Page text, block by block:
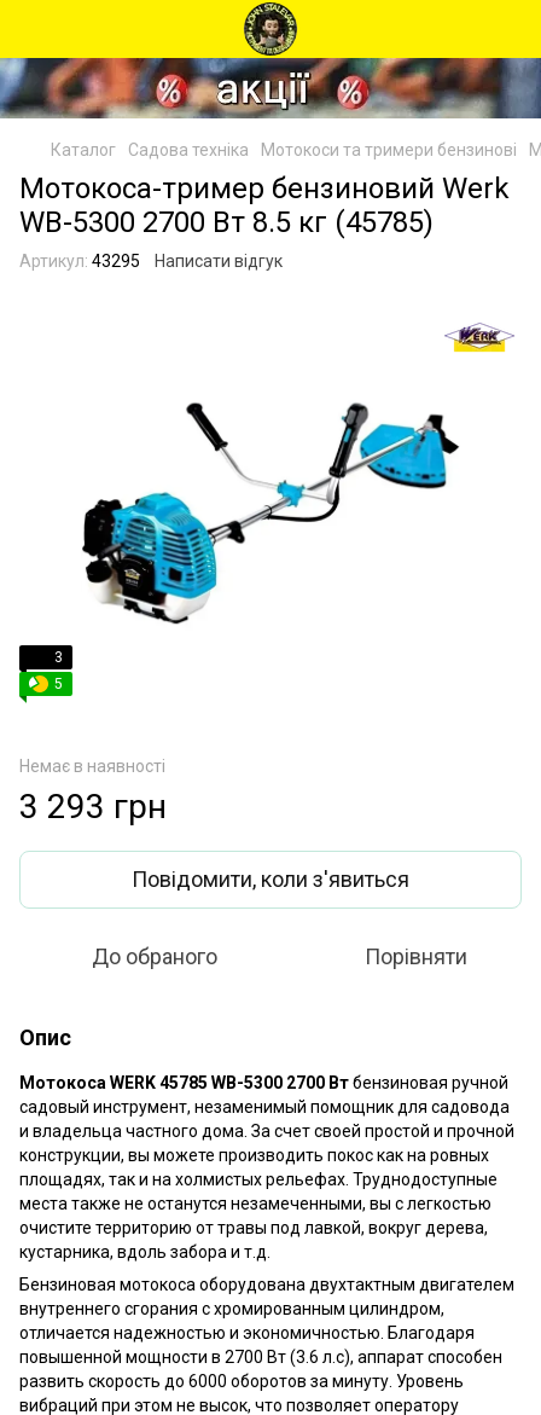
Каталог Садова техніка Мотокоси та тримери бензинові
Мотокоса-тример бензиновий Werk
WB-5300 2700 Вт 8.5 кг (45785)
Артикул: 43295 Написати відгук
3
5
Немає в наявності
3 293 грн
Повідомити, коли з'явиться
До обраного Порівняти
Опис
Мотокоса WERK 45785 WB-5300 2700 Втбензиновая ручной
садовый инструмент, незаменимый помощник для садовода
и владельца частного дома. За счет своей простой и прочной
конструкции, вы можете производить покос как на ровных
площадях, так и на холмистых рельефах. Труднодоступные
места также не останутся незамеченными, вы с легкостью
очистите территорию от травы под лавкой, вокруг дерева,
кустарника, вдоль забора и т.д.
Бензиновая мотокоса оборудована двухтактным двигателем
внутреннего сгорания с хромированным цилиндром,
отличается надежностью и экономичностью. Благодаря
повышенной мощности в 2700 Вт (3.6 л.с), аппарат способен
развить скорость до 6000 оборотов за минуту. Уровень
вибраций при этом не высок, что позволяет оператору